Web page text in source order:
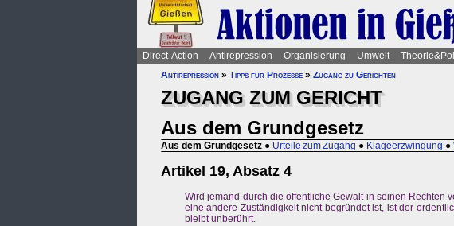
Direct-Action Antirepression Organisierung Umwelt
Antirepression » Tipps für Prozesse » Zugang zu Gerichten
ZUGANG ZUM GERICHT
Aus dem Grundgesetz
Aus dem Grundgesetz ● Urteile zum Zugang ● Klageerzwingung ●
Artikel 19, Absatz 4
Wird jemand durch die öffentliche Gewalt in seinen Rechten
eine andere Zuständigkeit nicht begründet ist, ist der
bleibt unberührt.